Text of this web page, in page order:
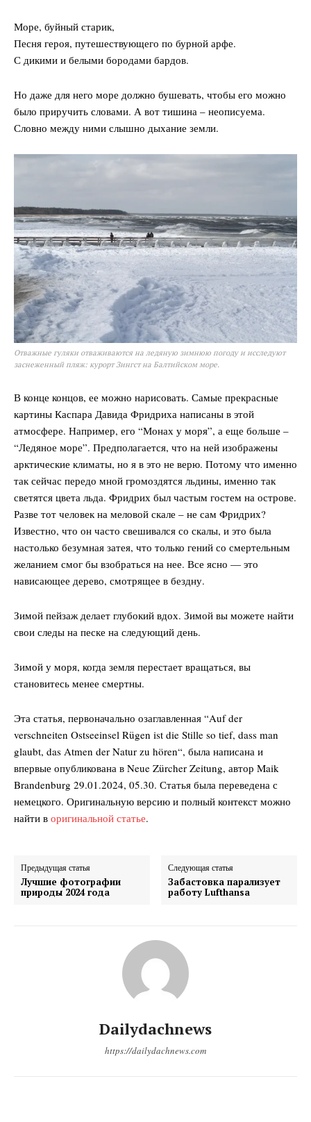
DailyDachNews
Magazine PRO
SUBSCRIBE NOW
Company
О нас
Подписаться
Контакты
Планы подписки
Мой аккаунт
Impressum
Privacy Policy
Море, буйный старик,
Песня героя, путешествующего по бурной арфе.
С дикими и белыми бородами бардов.
Но даже для него море должно бушевать, чтобы его можно
было приручить словами. А вот тишина – неописуема.
Словно между ними слышно дыхание земли.
Отважные гуляки отваживаются на ледяную зимнюю погоду и исследуют
заснеженный пляж: курорт Зингст на Балтийском море.
В конце концов, ее можно нарисовать. Самые прекрасные
картины Каспара Давида Фридриха написаны в этой
атмосфере. Например, его “Монах у моря”, а еще больше –
“Ледяное море”. Предполагается, что на ней изображены
арктические климаты, но я в это не верю. Потому что именно
так сейчас передо мной громоздятся льдины, именно так
светятся цвета льда. Фридрих был частым гостем на острове.
Разве тот человек на меловой скале – не сам Фридрих?
Известно, что он часто свешивался со скалы, и это была
настолько безумная затея, что только гений со смертельным
желанием смог бы взобраться на нее. Все ясно — это
нависающее дерево, смотрящее в бездну.
Зимой пейзаж делает глубокий вдох. Зимой вы можете найти
свои следы на песке на следующий день.
Зимой у моря, когда земля перестает вращаться, вы
становитесь менее смертны.
Эта статья, первоначально озаглавленная “Auf der
verschneiten Ostseeinsel Rügen ist die Stille so tief, dass man
glaubt, das Atmen der Natur zu hören“, была написана и
впервые опубликована в Neue Zürcher Zeitung, автор Maik
Brandenburg 29.01.2024, 05.30. Статья была переведена с
немецкого. Оригинальную версию и полный контекст можно
найти в оригинальной статье.
Предыдущая статья
Лучшие фотографии
природы 2024 года
Следующая статья
Забастовка парализует
работу Lufthansa
Dailydachnews
https://dailydachnews.com